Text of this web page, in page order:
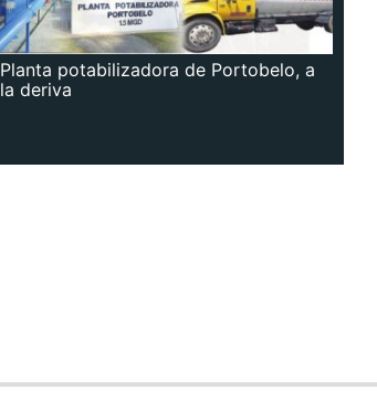
Planta potabilizadora de Portobelo, a
la deriva